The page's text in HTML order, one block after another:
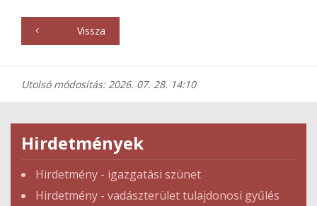
Vissza
Utolsó módosítás: 2026. 07. 28. 14:10
Hirdetmények
Hirdetmény - igazgatási szünet
Hirdetmény - vadászterület tulajdonosi gyűlés